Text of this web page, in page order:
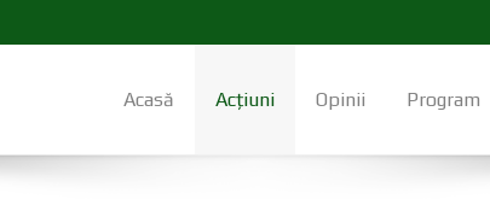
Acasă Acțiuni Opinii Program